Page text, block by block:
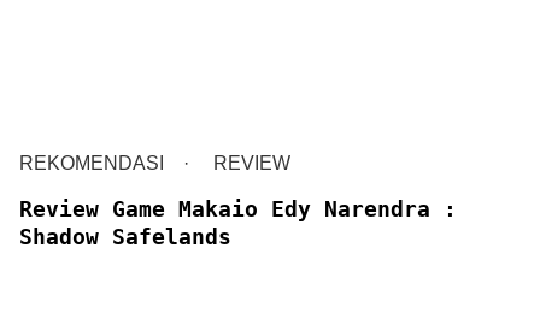
REKOMENDASI REVIEW
Review Game Makaio Edy Narendra :
Shadow Safelands